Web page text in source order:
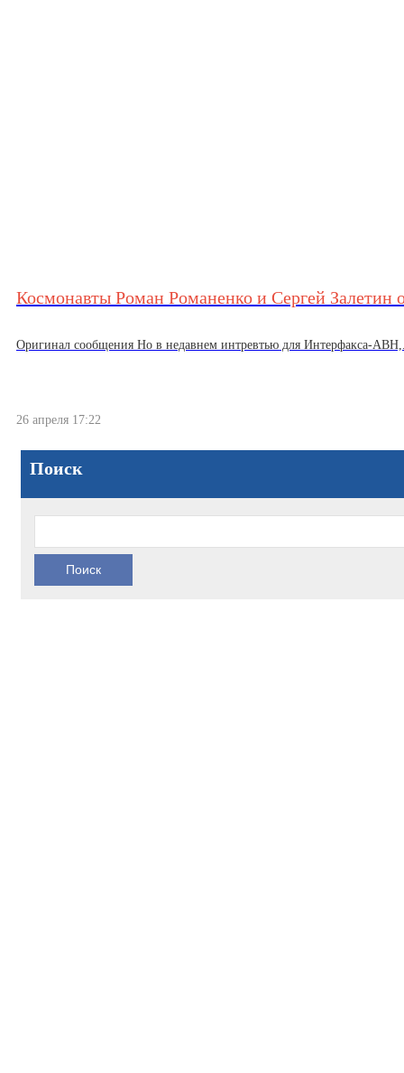
Космонавты Роман Романенко и Сергей Залетин
Оригинал сообщения Но в недавнем интревтью для Интерфакса-
26 апреля 17:22
Поиск